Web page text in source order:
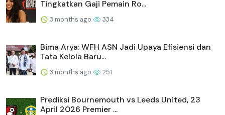
Tingkatkan Gaji Pemain Ro...
3 months ago 334
Bima Arya: WFH ASN Jadi Upaya Efisiensi dan
Tata Kelola Baru...
3 months ago 251
Prediksi Bournemouth vs Leeds United, 23
April 2026 Premier ...